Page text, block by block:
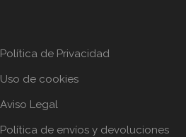
Política de Privacidad
Uso de cookies
Aviso Legal
Política de envíos y devoluciones